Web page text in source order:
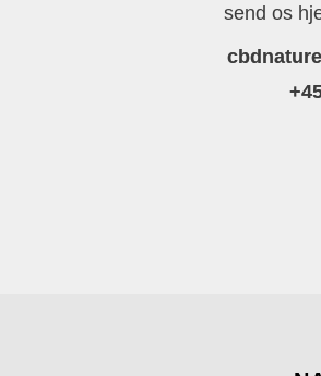
send os